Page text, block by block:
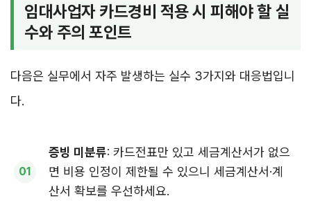
임대사업자 카드경비 적용 시 피해야 할 실
수와 주의 포인트
다음은 실무에서 자주 발생하는 실수 3가지와 대응법입니
다.
증빙 미분류: 카드전표만 있고 세금계산서가 없으
면 비용 인정이 제한될 수 있으니 세금계산서·계
산서 확보를 우선하세요.